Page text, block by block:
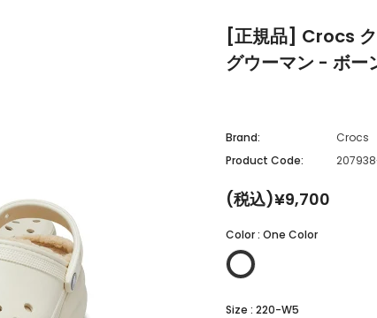
[正規品] Crocs ク
グウーマン - ボ
Brand:
Crocs
Product Code:
(税込)¥9,700
Color: One Color
Size : 220-W5